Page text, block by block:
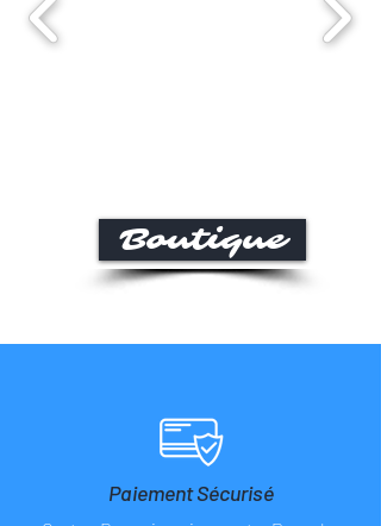
Boutique
Paiement Sécurisé